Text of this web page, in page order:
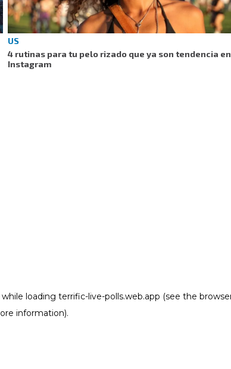
US
4 rutinas para tu pelo rizado que ya son tendencia en
Instagram